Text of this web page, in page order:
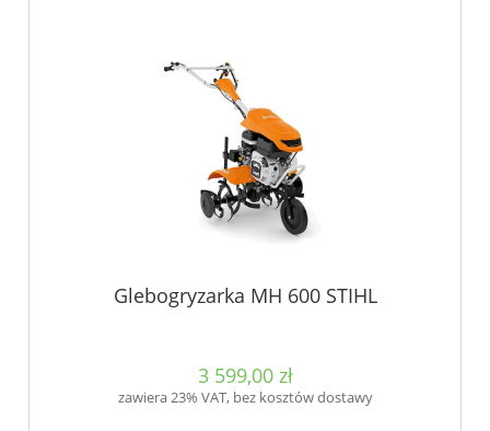
Glebogryzarka MH 600 STIHL
3 599,00 zł
zawiera 23% VAT, bez kosztów dostawy